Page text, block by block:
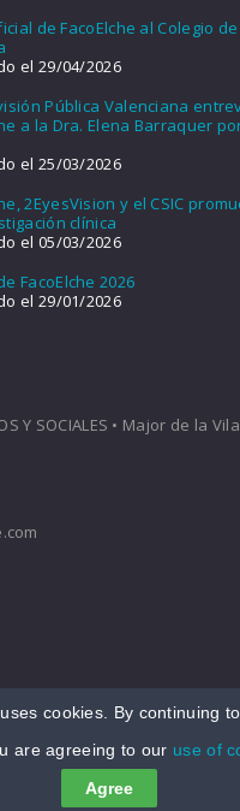
de FacoElche al Colegio
el 29/04/2026
Pública Valenciana
a la Dra. Elena Barraquer
el 25/03/2026
2EyesVision y el CSIC
clínica
el 05/03/2026
FacoElche 2026
el 29/01/2026
Y SOCIALES • Major de la
© 2008-2026 FacoElche
de Privacidad|
cookies. By continuing
are agreeing to our use of
Agree